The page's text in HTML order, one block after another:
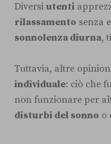
Diversi utenti
rilassamento senza
sonnolenza diurna,
Tuttavia, altre
individuale: ciò che
non funzionare per
disturbi del sonno o